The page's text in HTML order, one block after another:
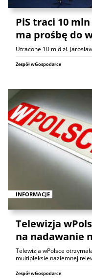
PiS traci 10 mln
ma prośbę do
Utracone 10 mld zł.
Zespół wGospodarce
INFORMACJE
Telewizja
na nadawanie
Telewizja wPolsce
multipleksie naziemnej
Zespół wGospodarce